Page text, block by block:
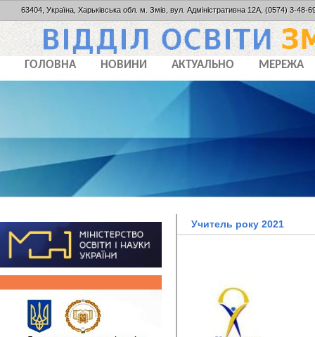
63404, Україна, Харьківська обл. м. Змів, вул. Адміністративна 12А, (0574) 3-48-
ГОЛОВНА НОВИНИ АКТУАЛЬНО МЕРЕЖА
Учитель року 2021